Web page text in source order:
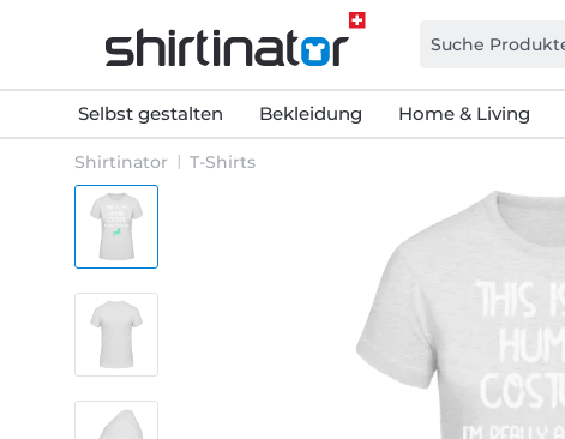
Selbst gestalten Bekleidung Home & Living
Shirtinator T-Shirts